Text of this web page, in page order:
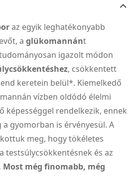
az egyik leghatékonyabb
a glükomannánt
igazolt módon
, csökkentett
keretein belül*. Kiemelkedő
vízben oldódó élelmi
képességgel rendelkezik, ennek
gyomorban is érvényesül. A
meg, hogy tökéletes
testsúlycsökkentésnek és az
még finomabb, még